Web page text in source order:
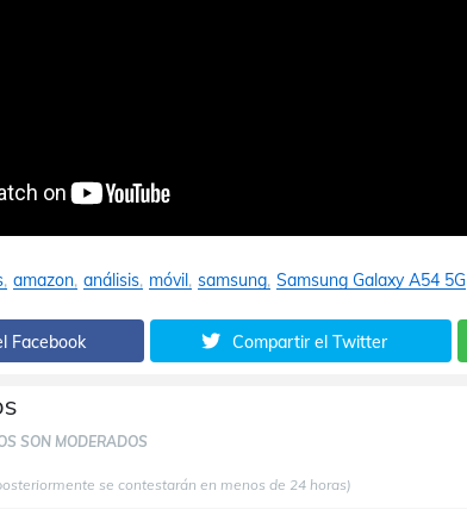
amazon análisis móvil samsung Samsung Galaxy A54 5G
Facebook Compartir el Twitter
SON MODERADOS
se contestarán en menos de 24 horas)